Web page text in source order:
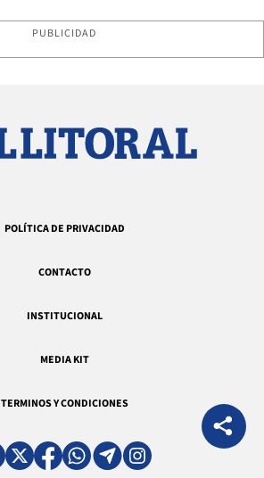
PUBLICIDAD
POLÍTICA DE PRIVACIDAD
CONTACTO
INSTITUCIONAL
MEDIA KIT
TERMINOS Y CONDICIONES